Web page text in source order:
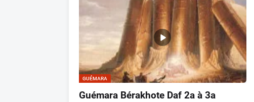
GUÉMARA
Guémara Bérakhote Daf 2a à 3a